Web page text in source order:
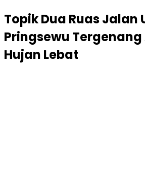
TopikDua Ruas Jalan
Pringsewu
Hujan Lebat